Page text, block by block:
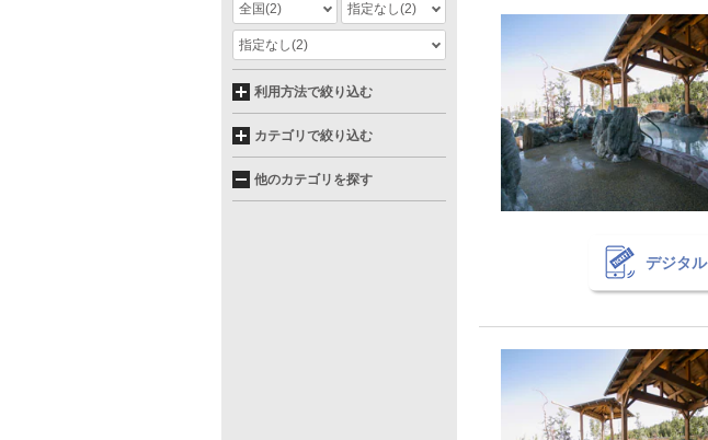
デジタル
全国(2) 指定なし(2)
指定なし(2)
利用方法で絞り込む
カテゴリで絞り込む
他のカテゴリを探す